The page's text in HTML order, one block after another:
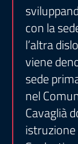
con la
l’altra
viene
sede
nel
Cavaglià